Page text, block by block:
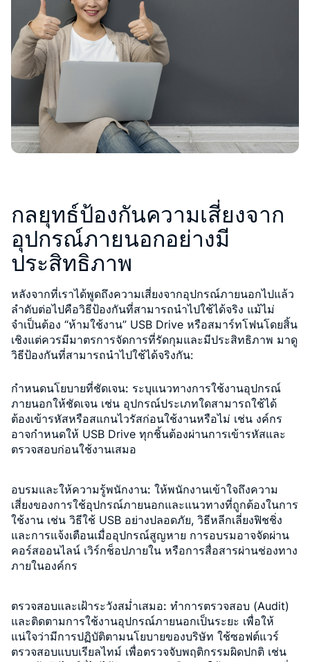
กลยุทธ์ป้องกันความเสี่ยงจาก
อุปกรณ์ภายนอกอย่างมี
ประสิทธิภาพ
หลังจากที่เราได้พูดถึงความเสี่ยงจากอุปกรณ์ภายนอกไปแล้ว
ลำดับต่อไปคือวิธีป้องกันที่สามารถนำไปใช้ได้จริง แม้ไม่
จำเป็นต้อง “ห้ามใช้งาน” USB Drive หรือสมาร์ทโฟนโดยสิ้น
เชิงแต่ควรมีมาตรการจัดการที่รัดกุมและมีประสิทธิภาพ มาดู
วิธีป้องกันที่สามารถนำไปใช้ได้จริงกัน:
กำหนดนโยบายที่ชัดเจน: ระบุแนวทางการใช้งานอุปกรณ์
ภายนอกให้ชัดเจน เช่น อุปกรณ์ประเภทใดสามารถใช้ได้
ต้องเข้ารหัสหรือสแกนไวรัสก่อนใช้งานหรือไม่ เช่น งค์กร
อาจกำหนดให้ USB Drive ทุกชิ้นต้องผ่านการเข้ารหัสและ
ตรวจสอบก่อนใช้งานเสมอ
อบรมและให้ความรู้พนักงาน: ให้พนักงานเข้าใจถึงความ
เสี่ยงของการใช้อุปกรณ์ภายนอกและแนวทางที่ถูกต้องในการ
ใช้งาน เช่น วิธีใช้ USB อย่างปลอดภัย, วิธีหลีกเลี่ยงฟิชชิ่ง
และการแจ้งเตือนเมื่ออุปกรณ์สูญหาย การอบรมอาจจัดผ่าน
คอร์สออนไลน์ เวิร์กช็อปภายใน หรือการสื่อสารผ่านช่องทาง
ภายในองค์กร
ตรวจสอบและเฝ้าระวังสม่ำเสมอ: ทำการตรวจสอบ (Audit)
และติดตามการใช้งานอุปกรณ์ภายนอกเป็นระยะ เพื่อให้
แน่ใจว่ามีการปฏิบัติตามนโยบายของบริษัท ใช้ซอฟต์แวร์
ตรวจสอบแบบเรียลไทม์ เพื่อตรวจจับพฤติกรรมผิดปกติ เช่น